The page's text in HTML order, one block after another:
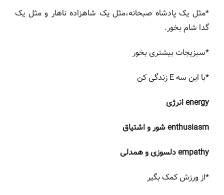
*مثل یک پادشاه صبحانه،مثل یک شاهزاده ناهار و مثل یک
گدا شام بخور.
*سبزیجات بیشتری بخور
*با این سه E زندگی کن
energy انرژی
enthusiasm شور و اشتیاق
empathy دلسوزی و همدلی
*از ورزش کمک بگیر